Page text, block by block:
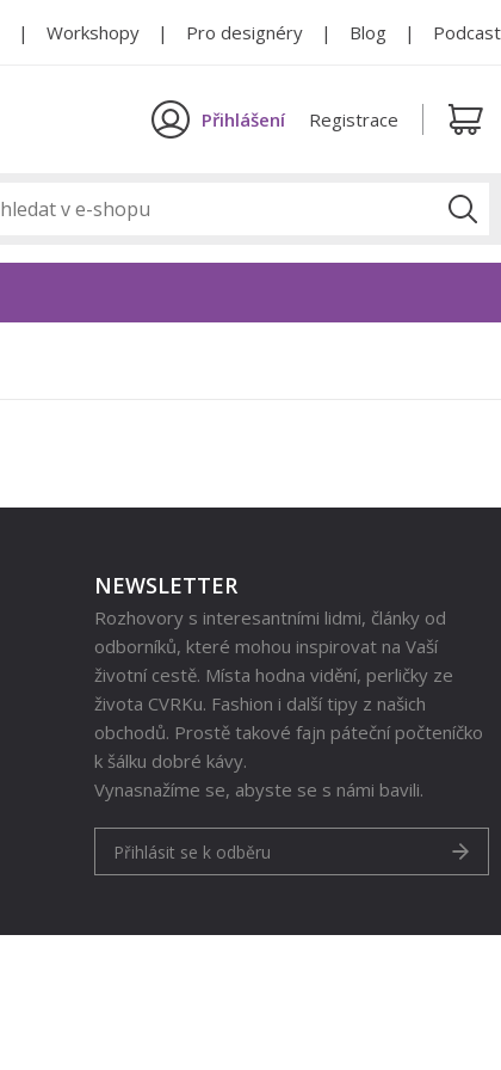
Workshopy Pro designéry Blog Podcast
Přihlášení Registrace
NEWSLETTER
Rozhovory s interesantními lidmi, články od
odborníků, které mohou inspirovat na Vaší
životní cestě. Místa hodna vidění, perličky ze
života CVRKu. Fashion i další tipy z našich
obchodů. Prostě takové fajn páteční počteníčko
k šálku dobré kávy.
Vynasnažíme se, abyste se s námi bavili.
Přihlásit se k odběru